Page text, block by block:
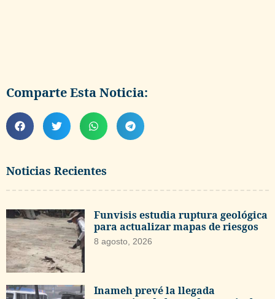
Noticias Recientes
Funvisis estudia ruptura geológica
para actualizar mapas de riesgos
8 agosto, 2026
Inameh prevé la llegada
Comparte Esta Noticia: